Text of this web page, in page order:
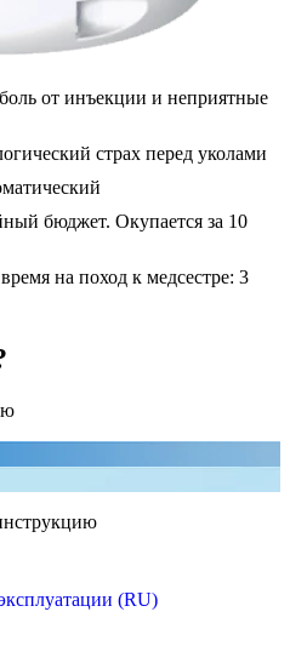
от инъекции и неприятные
страх перед уколами
бюджет. Окупается за 10
на поход к медсестре: 3
(RU)